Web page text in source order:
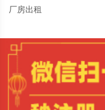
厂房出租